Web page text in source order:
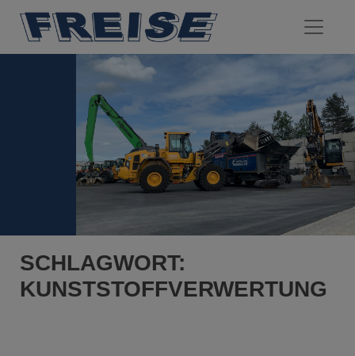
SCHLAGWORT:
KUNSTSTOFFVERWERTUNG